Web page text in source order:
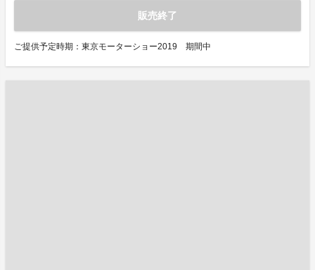
販売終了
ご提供予定時期：東京モーターショー2019 期間中